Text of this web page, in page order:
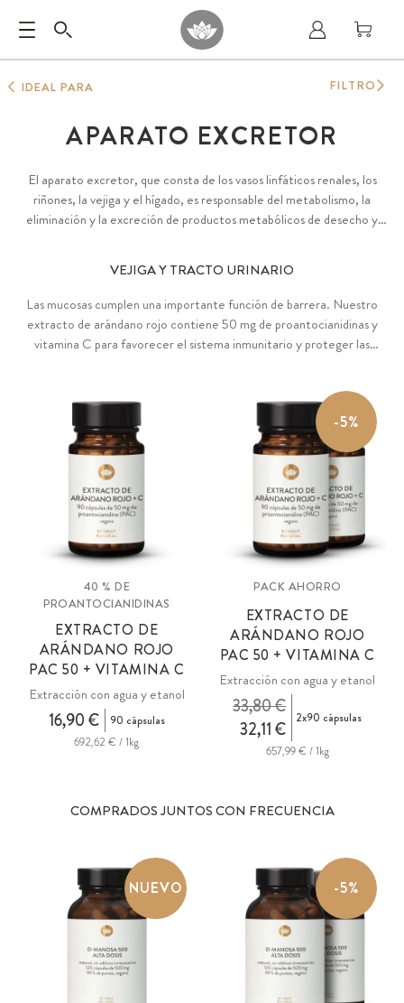
IDEAL PARA
APARATO EXCRETOR
El aparato excretor, que consta de los vasos linfáticos renales, los
riñones, la vejiga y el hígado, es responsable del metabolismo, la
eliminación y la excreción de productos metabólicos de desecho y
VEJIGA Y TRACTO URINARIO
Las mucosas cumplen una importante función de barrera. Nuestro
extracto de arándano rojo contiene 50 mg de proantocianidinas y
vitamina C para favorecer el sistema inmunitario y proteger las
40 % DE
PROANTOCIANIDINAS
EXTRACTO DE
ARÁNDANO ROJO
PAC 50 + VITAMINA C
Extracción con agua y etanol
16,90 €
90 cápsulas
692,62 € / 1kg
-5%
PACK AHORRO
EXTRACTO DE
ARÁNDANO ROJO
PAC 50 + VITAMINA C
Extracción con agua y etanol
32,11 €
33,80 € 2x90 cápsulas
657,99 € / 1kg
COMPRADOS JUNTOS CON FRECUENCIA
NUEVO -5%
FILTRO